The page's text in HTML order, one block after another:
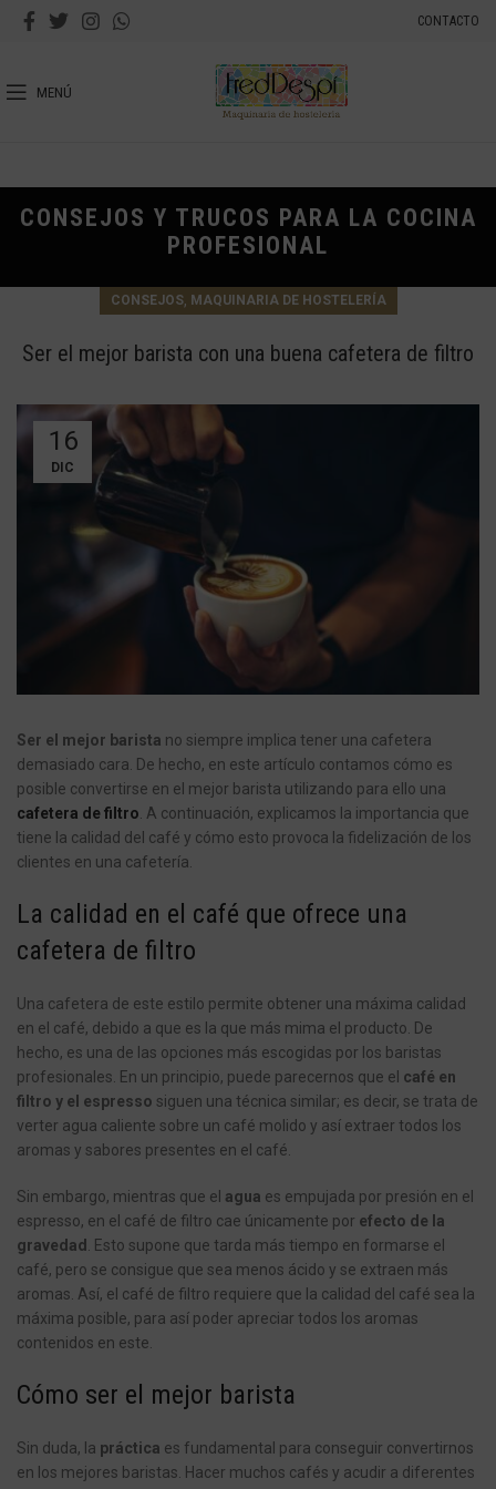
CONTACTO
MENÚ
CONSEJOS Y TRUCOS PARA LA COCINA
PROFESIONAL
CONSEJOS, MAQUINARIA DE HOSTELERÍA
Ser el mejor barista con una buena cafetera de filtro
16
DIC
Ser el mejor barista no siempre implica tener una cafetera
demasiado cara. De hecho, en este artículo contamos cómo es
posible convertirse en el mejor barista utilizando para ello una
cafetera de filtro . A continuación, explicamos la importancia que
tiene la calidad del café y cómo esto provoca la fidelización de los
clientes en una cafetería.
La calidad en el café que ofrece una
cafetera de filtro
Una cafetera de este estilo permite obtener una máxima calidad
en el café, debido a que es la que más mima el producto. De
hecho, es una de las opciones más escogidas por los baristas
profesionales. En un principio, puede parecernos que el café en
filtro y el espresso siguen una técnica similar; es decir, se trata de
verter agua caliente sobre un café molido y así extraer todos los
aromas y sabores presentes en el café.
Sin embargo, mientras que el agua es empujada por presión en el
espresso, en el café de filtro cae únicamente por efecto de la
gravedad
. Esto supone que tarda más tiempo en formarse el
café, pero se consigue que sea menos ácido y se extraen más
aromas. Así, el café de filtro requiere que la calidad del café sea la
máxima posible, para así poder apreciar todos los aromas
contenidos en este.
Cómo ser el mejor barista
Sin duda, la práctica es fundamental para conseguir convertirnos
en los mejores baristas. Hacer muchos cafés y acudir a diferentes